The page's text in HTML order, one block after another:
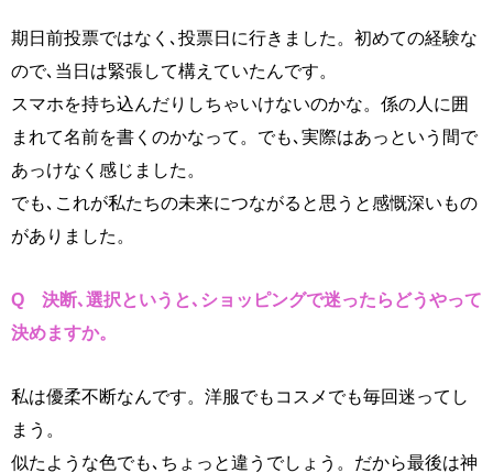
期日前投票ではなく､投票日に行きました。初めての経験な
ので､当日は緊張して構えていたんです。
スマホを持ち込んだりしちゃいけないのかな。係の人に囲
まれて名前を書くのかなって。でも､実際はあっという間で
あっけなく感じました。
でも､これが私たちの未来につながると思うと感慨深いもの
がありました。
Q 決断､選択という と､ショッピングで迷ったらどうやって
決めますか。
私は優柔不断なんです。洋服でもコスメでも毎回迷ってし
まう。
似たような色でも､ちょっと違うでしょう。だから最後は神